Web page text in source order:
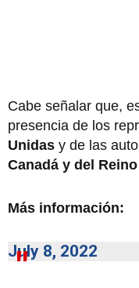
Cabe señalar que,
presencia de los
Unidas y de las
Canadá y del
Más información:
July 8, 2022